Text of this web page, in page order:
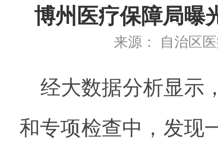
博州医疗保障局曝
来源： 自治区
经大数据分析显示
和专项检查中，发现